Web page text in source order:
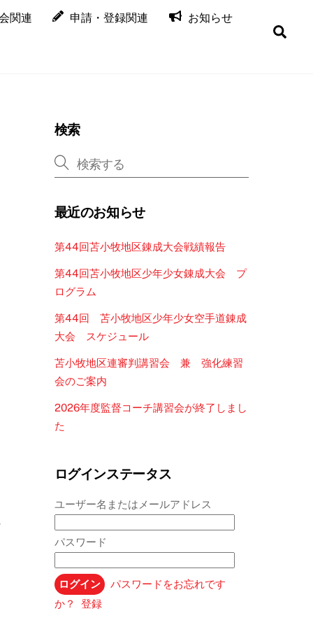
関連 申請・登録関連 お知らせ
検索
最近のお知らせ
第44回苫小牧地区錬成大会戦績報告
第44回苫小牧地区少年少女錬成大会 プ
ログラム
第44回 苫小牧地区少年少女空手道錬成
大会 スケジュール
苫小牧地区連審判講習会 兼 強化練習
会のご案内
2026年度監督コーチ講習会が終了しまし
た
ログインステータス
ユーザー名またはメールアドレス
パスワード
パスワードをお忘れです
か？
登録